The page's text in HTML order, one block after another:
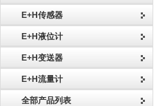
E+H传感器
E+H液位计
E+H变送器
E+H流量计
全部产品列表